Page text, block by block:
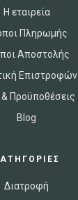
Η εταιρεία
Πληρωμής
Αποστολής
Επιστροφών
Προϋποθέσεις
Blog
Διατροφή